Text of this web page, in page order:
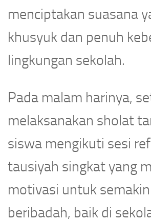
menciptakan suasana
khusyuk dan penuh
lingkungan sekolah.
Pada malam harinya,
melaksanakan sholat
siswa mengikuti sesi
tausiyah singkat yang
motivasi untuk
beribadah, baik di